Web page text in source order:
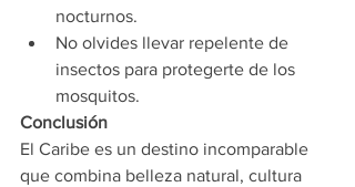
nocturnos.
No olvides llevar repelente de
insectos para protegerte de los
mosquitos.
Conclusión
El Caribe es un destino incomparable
que combina belleza natural, cultura